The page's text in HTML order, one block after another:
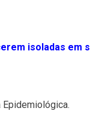
isoladas em